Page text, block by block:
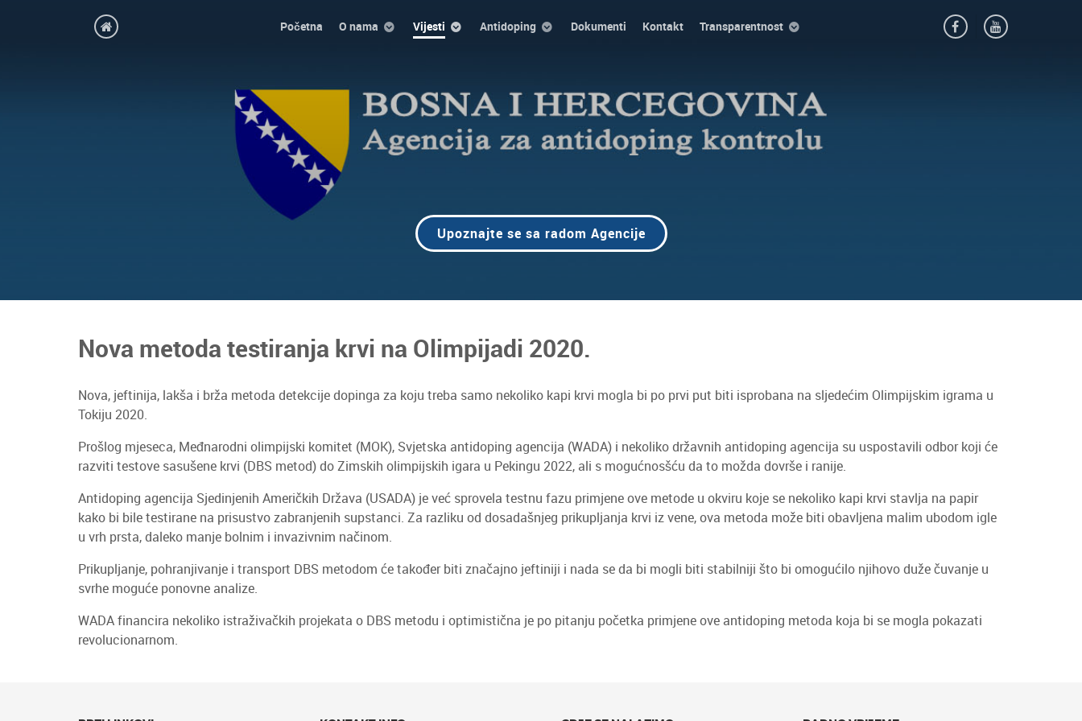
Početna O nama Vijesti Antidoping Dokumenti Kontakt Transparentnost
Upoznajte se sa radom Agencije
Nova metoda testiranja krvi na Olimpijadi 2020.
Nova, jeftinija, lakša i brža metoda detekcije dopinga za koju treba samo nekoliko kapi krvi mogla bi po prvi put biti isprobana na sljedećim Olimpijskim igrama u
Tokiju 2020.
Prošlog mjeseca, Međnarodni olimpijski komitet (MOK), Svjetska antidoping agencija (WADA) i nekoliko državnih antidoping agencija su uspostavili odbor koji će
razviti testove sasušene krvi (DBS metod) do Zimskih olimpijskih igara u Pekingu 2022, ali s mogućnosšću da to možda dovrše i ranije.
Antidoping agencija Sjedinjenih Američkih Država (USADA) je već sprovela testnu fazu primjene ove metode u okviru koje se nekoliko kapi krvi stavlja na papir
kako bi bile testirane na prisustvo zabranjenih supstanci. Za razliku od dosadašnjeg prikupljanja krvi iz vene, ova metoda može biti obavljena malim ubodom igle
u vrh prsta, daleko manje bolnim i invazivnim načinom.
Prikupljanje, pohranjivanje i transport DBS metodom će također biti značajno jeftiniji i nada se da bi mogli biti stabilniji što bi omogućilo njihovo duže čuvanje u
svrhe moguće ponovne analize.
WADA financira nekoliko istraživačkih projekata o DBS metodu i optimistična je po pitanju početka primjene ove antidoping metoda koja bi se mogla pokazati
revolucionarnom.